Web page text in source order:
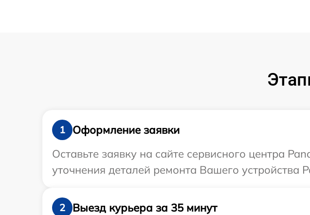
1
Оформление заявки
Оставьте заявку на сайте сервисного центра
уточнения деталей ремонта Вашего устройства
2
Выезд курьера за 35 минут